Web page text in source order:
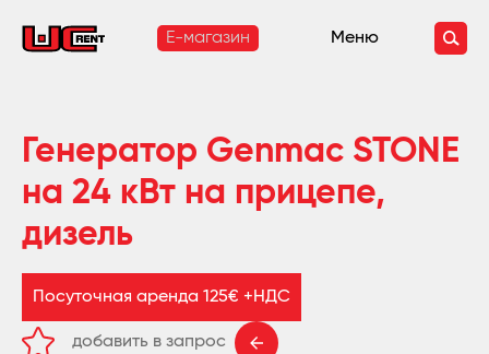
E-магазин Меню
Генератор Genmac STONE
на 24 кВт на прицепе,
дизель
Посуточная аренда 125€ +НДС
добавить в запрос